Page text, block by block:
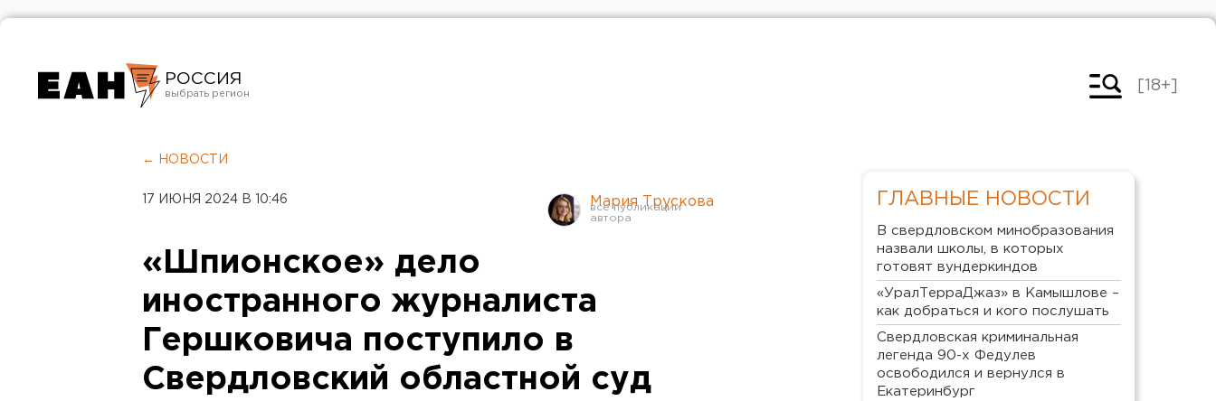
РОССИЯ
Челябинск
[18+]
← НОВОСТИ
17 ИЮНЯ 2024 В 10:46 Мария Трускова
«Шпионское» дело
иностранного журналиста
Гершковича поступило в
Свердловский областной суд
ГЛАВНЫЕ НОВОСТИ
В свердловском минобразования
назвали школы, в которых
готовят вундеркиндов
«УралТерраДжаз» в Камышлове –
как добраться и кого послушать
Свердловская криминальная
легенда 90-х Федулев
освободился и вернулся в
Екатеринбург